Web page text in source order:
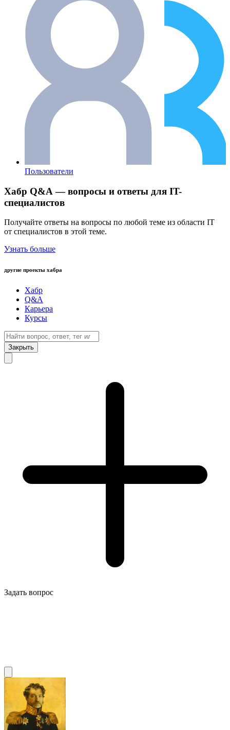
Пользователи
Хабр Q&A — вопросы и ответы для IT-
специалистов
Получайте ответы на вопросы по любой теме из области IT
от специалистов в этой теме.
Узнать больше
другие проекты хабра
Хабр
Q&A
Карьера
Курсы
Закрыть
Задать вопрос